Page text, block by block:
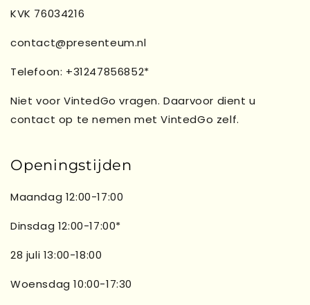
KVK 76034216
contact@presenteum.nl
Telefoon: +31247856852*
Niet voor VintedGo vragen. Daarvoor dient u
contact op te nemen met VintedGo zelf.
Openingstijden
Maandag 12:00-17:00
Dinsdag 12:00-17:00*
28 juli 13:00-18:00
Woensdag 10:00-17:30